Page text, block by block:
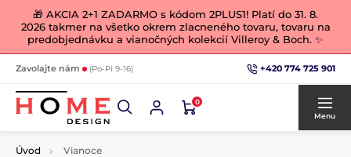
🎁 AKCIA 2+1 ZADARMO s kódom 2PLUS1! Platí do 31. 8.
2026 takmer na všetko okrem zlacneného tovaru, tovaru na
predobjednávku a vianočných kolekcií Villeroy & Boch. ✨
Zavolajte nám (Po-Pi 9-16) +420 774 725 901
0
Menu
Úvod Vianoce